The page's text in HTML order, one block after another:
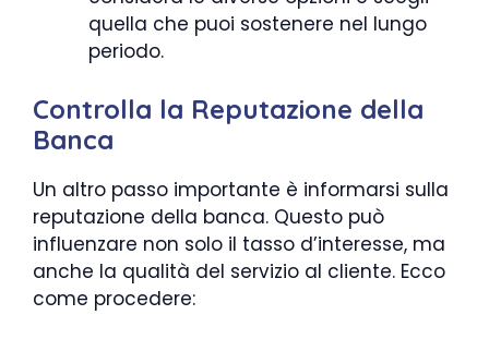
quella che puoi sostenere nel lungo
periodo.
Controlla la Reputazione della
Banca
Un altro passo importante è informarsi sulla
reputazione della banca. Questo può
influenzare non solo il tasso d’interesse, ma
anche la qualità del servizio al cliente. Ecco
come procedere: